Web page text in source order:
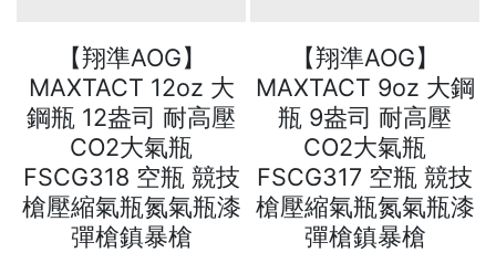
【翔準AOG】
MAXTACT 12oz 大
鋼瓶 12盎司 耐高壓
CO2大氣瓶
FSCG318 空瓶 競技
槍壓縮氣瓶氮氣瓶漆
彈槍鎮暴槍
【翔準AOG】
MAXTACT 9oz 大鋼
瓶 9盎司 耐高壓
CO2大氣瓶
FSCG317 空瓶 競技
槍壓縮氣瓶氮氣瓶漆
彈槍鎮暴槍